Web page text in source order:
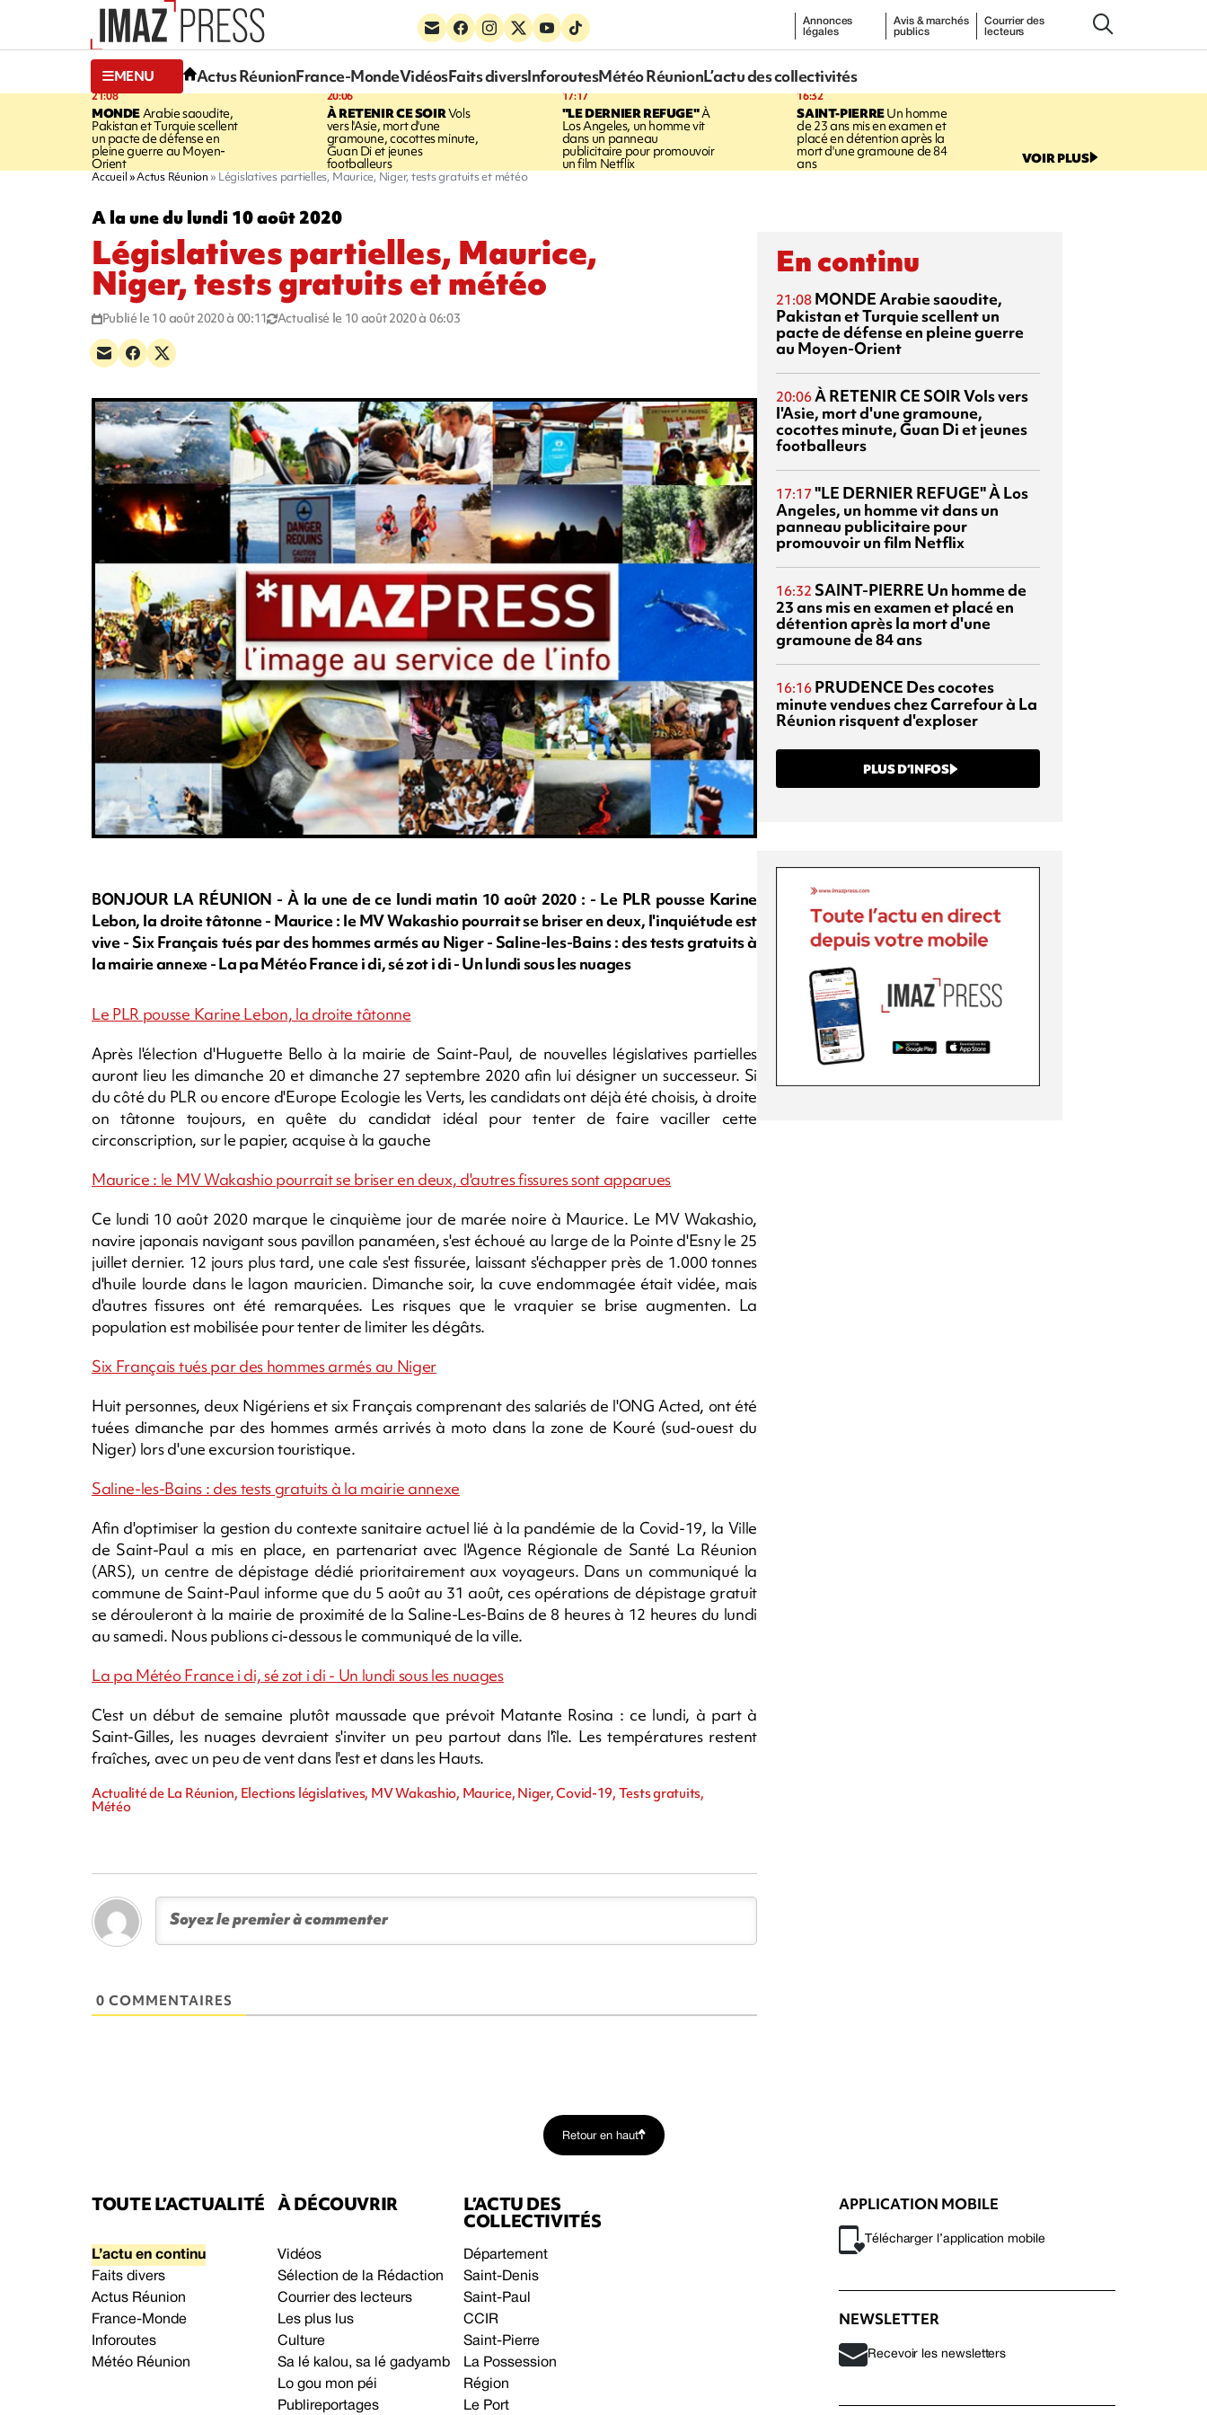
Annonces
légales
Avis & marchés
publics
Courrier des
lecteurs
MENU Actus RéunionFrance-MondeVidéosFaits diversInforoutesMétéo RéunionL’actu des collectivités
21:08
MONDE Arabie saoudite,
Pakistan et Turquie scellent
un pacte de défense en
pleine guerre au Moyen-
Orient
20:06
À RETENIR CE SOIRVols
vers l'Asie, mort d'une
gramoune, cocottes minute,
Guan Di et jeunes
footballeurs
17:17
"LE DERNIER REFUGE"À
Los Angeles, un homme vit
dans un panneau
publicitaire pour promouvoir
un film Netflix
16:32
SAINT-PIERREUn homme
de 23 ans mis en examen et
placé en détention après la
mort d'une gramoune de 84
ans VOIR PLUS
Accueil Actus Réunion Législatives partielles, Maurice, Niger, tests gratuits et météo
A la une du lundi 10 août 2020
Législatives partielles, Maurice,
Niger, tests gratuits et météo
Publié le 10 août 2020 à 00:11 Actualisé le 10 août 2020 à 06:03
BONJOUR LA RÉUNION - À la une de ce lundi matin 10 août 2020 : - Le PLR pousse Karine
Lebon, la droite tâtonne - Maurice : le MV Wakashio pourrait se briser en deux, l'inquiétude est
vive - Six Français tués par des hommes armés au Niger - Saline-les-Bains : des tests gratuits à
la mairie annexe - La pa Météo France i di, sé zot i di - Un lundi sous les nuages
Le PLR pousse Karine Lebon, la droite tâtonne
Après l'élection d'Huguette Bello à la mairie de Saint-Paul, de nouvelles législatives partielles
auront lieu les dimanche 20 et dimanche 27 septembre 2020 afin lui désigner un successeur. Si
du côté du PLR ou encore d'Europe Ecologie les Verts, les candidats ont déjà été choisis, à droite
on tâtonne toujours, en quête du candidat idéal pour tenter de faire vaciller cette
circonscription, sur le papier, acquise à la gauche
Maurice : le MV Wakashio pourrait se briser en deux, d'autres fissures sont apparues
Ce lundi 10 août 2020 marque le cinquième jour de marée noire à Maurice. Le MV Wakashio,
navire japonais navigant sous pavillon panaméen, s'est échoué au large de la Pointe d'Esny le 25
juillet dernier. 12 jours plus tard, une cale s'est fissurée, laissant s'échapper près de 1.000 tonnes
d'huile lourde dans le lagon mauricien. Dimanche soir, la cuve endommagée était vidée, mais
d'autres fissures ont été remarquées. Les risques que le vraquier se brise augmenten. La
population est mobilisée pour tenter de limiter les dégâts.
Six Français tués par des hommes armés au Niger
Huit personnes, deux Nigériens et six Français comprenant des salariés de l'ONG Acted, ont été
tuées dimanche par des hommes armés arrivés à moto dans la zone de Kouré (sud-ouest du
Niger) lors d'une excursion touristique.
Saline-les-Bains : des tests gratuits à la mairie annexe
Afin d'optimiser la gestion du contexte sanitaire actuel lié à la pandémie de la Covid-19, la Ville
de Saint-Paul a mis en place, en partenariat avec l'Agence Régionale de Santé La Réunion
(ARS), un centre de dépistage dédié prioritairement aux voyageurs. Dans un communiqué la
commune de Saint-Paul informe que du 5 août au 31 août, ces opérations de dépistage gratuit
se dérouleront à la mairie de proximité de la Saline-Les-Bains de 8 heures à 12 heures du lundi
au samedi. Nous publions ci-dessous le communiqué de la ville.
La pa Météo France i di, sé zot i di - Un lundi sous les nuages
C'est un début de semaine plutôt maussade que prévoit Matante Rosina : ce lundi, à part à
Saint-Gilles, les nuages devraient s'inviter un peu partout dans l'île. Les températures restent
fraîches, avec un peu de vent dans l'est et dans les Hauts.
Actualité de La Réunion, Elections législatives, MV Wakashio, Maurice, Niger, Covid-19, Tests gratuits,
Météo
0 COMMENTAIRES
En continu
21:08 MONDEArabie saoudite,
Pakistan et Turquie scellent un
pacte de défense en pleine guerre
au Moyen-Orient
20:06À RETENIR CE SOIRVols vers
l'Asie, mort d'une gramoune,
cocottes minute, Guan Di et jeunes
footballeurs
17:17 "LE DERNIER REFUGE"À Los
Angeles, un homme vit dans un
panneau publicitaire pour
promouvoir un film Netflix
16:32 SAINT-PIERRE Un homme de
23 ans mis en examen et placé en
détention après la mort d'une
gramoune de 84 ans
16:16 PRUDENCE Des cocotes
minute vendues chez Carrefour à La
Réunion risquent d'exploser
PLUS D’INFOS
Retour en haut
TOUTE L’ACTUALITÉ
L’actu en continu
Faits divers
Actus Réunion
France-Monde
Inforoutes
Météo Réunion
À DÉCOUVRIR
Vidéos
Sélection de la Rédaction
Courrier des lecteurs
Les plus lus
Culture
Sa lé kalou, sa lé gadyamb
Lo gou mon péi
Publireportages
L’ACTU DES
COLLECTIVITÉS
Département
Saint-Denis
Saint-Paul
CCIR
Saint-Pierre
La Possession
Région
Le Port
APPLICATION MOBILE
Télécharger l’application mobile
NEWSLETTER
Recevoir les newsletters